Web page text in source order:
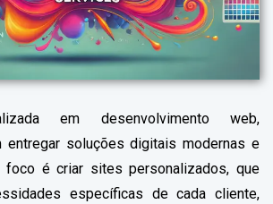
em desenvolvimento web,
entregar soluções digitais modernas e
foco é criar sites personalizados, que
específicas de cada cliente,